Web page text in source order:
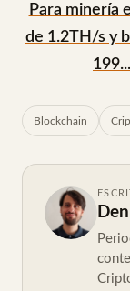
Para minería
de 1.2TH/s y
Blockchain